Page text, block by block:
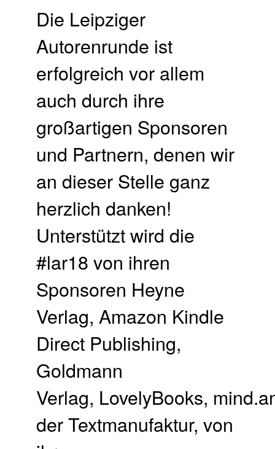
Die Leipziger
Autorenrunde ist
erfolgreich vor allem
auch durch ihre
großartigen Sponsoren
und Partnern, denen wir
an dieser Stelle ganz
herzlich danken!
Unterstützt wird die
#lar18 von ihren
Sponsoren Heyne
Verlag, Amazon Kindle
Direct Publishing,
Goldmann
Verlag, LovelyBooks,
der Textmanufaktur, von